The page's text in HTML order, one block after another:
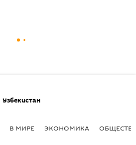
Узбекистан
В МИРЕ ЭКОНОМИКА